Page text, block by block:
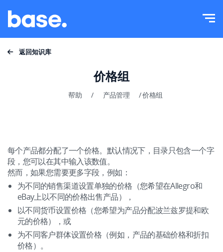
功能
价格自动化
发货管理
工作流程自动化
Base Connect
用于电子商务的人工智能
教育
帮助
学院
其他
中文
polski
english (US)
english (GB)
返回知识库
价格组
帮助 / 产品管理 /价格组
每个产品都分配了一个价格。默认情况下，目录只包含一个字
段，您可以在其中输入该数值。
然而，如果您需要更多字段，例如：
为不同的销售渠道设置单独的价格（您希望在Allegro和
eBay上以不同的价格出售产品），
以不同货币设置价格（您希望为产品分配波兰兹罗提和欧
元的价格），或
为不同客户群体设置价格（例如，产品的基础价格和折扣
价格）。